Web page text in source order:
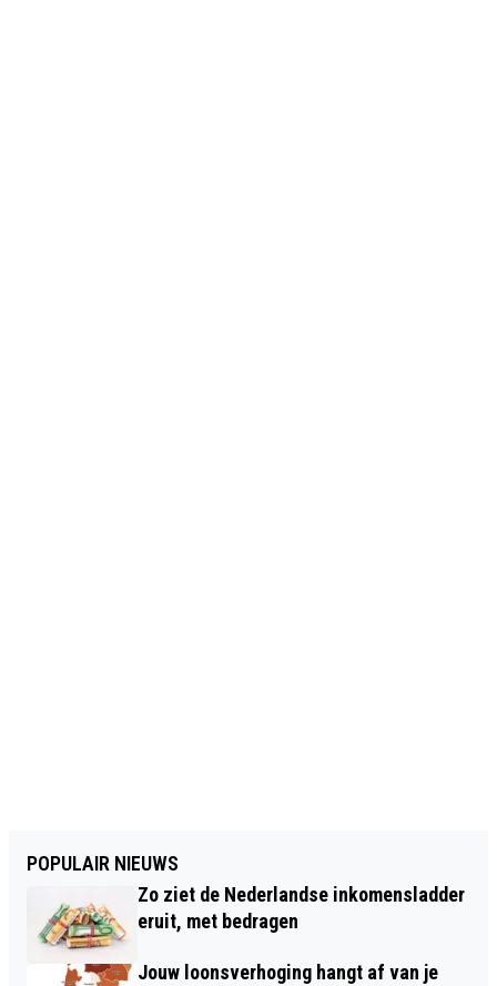
POPULAIR NIEUWS
Zo ziet de Nederlandse inkomensladder
eruit, met bedragen
Jouw loonsverhoging hangt af van je